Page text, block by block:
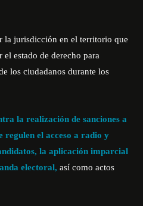
la jurisdicción en el territorio que
el estado de derecho para
los ciudadanos durante los
la realización de sanciones a
regulen el acceso a radio y
la aplicación imparcial
electoral, así como actos